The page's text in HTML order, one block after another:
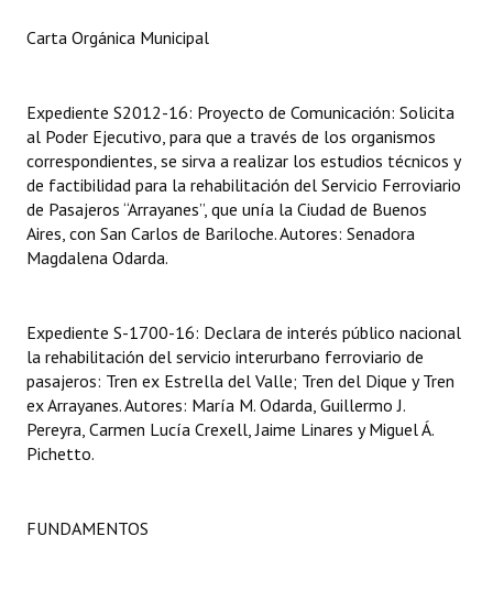
Digesto
Organigrama
DOCUMENTOS
Informes de Gestión
Dictámenes Asesoría Letrada
Actas de Sesión
Informes de Unidad Coordinadora
Actas de Audiencias Públicas
Carta Orgánica Municipal
Expediente S2012-16: Proyecto de Comunicación: Solicita
al Poder Ejecutivo, para que a través de los organismos
correspondientes, se sirva a realizar los estudios técnicos y
de factibilidad para la rehabilitación del Servicio Ferroviario
de Pasajeros “Arrayanes”, que unía la Ciudad de Buenos
Aires, con San Carlos de Bariloche. Autores: Senadora
Magdalena Odarda.
Expediente S-1700-16: Declara de interés público nacional
la rehabilitación del servicio interurbano ferroviario de
pasajeros: Tren ex Estrella del Valle; Tren del Dique y Tren
ex Arrayanes. Autores: María M. Odarda, Guillermo J.
Pereyra, Carmen Lucía Crexell, Jaime Linares y Miguel Á.
Pichetto.
FUNDAMENTOS